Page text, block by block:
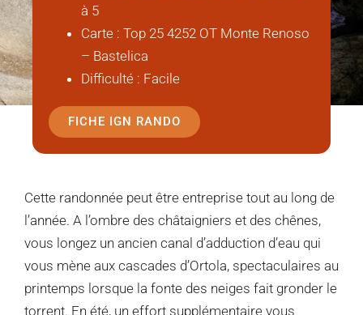
à 5
Carte : Top 25 4252 OT Monte Renoso
– Bastelica
Difficulté : Facile
FICHE IGN RANDO
Cette randonnée peut être entreprise tout au long de
l’année. A l’ombre des châtaigniers et des chênes,
vous longez un ancien canal d’adduction d’eau qui
vous mène aux cascades d’Ortola, spectaculaires au
printemps lorsque la fonte des neiges fait gronder le
torrent. En été, un effort supplémentaire vous